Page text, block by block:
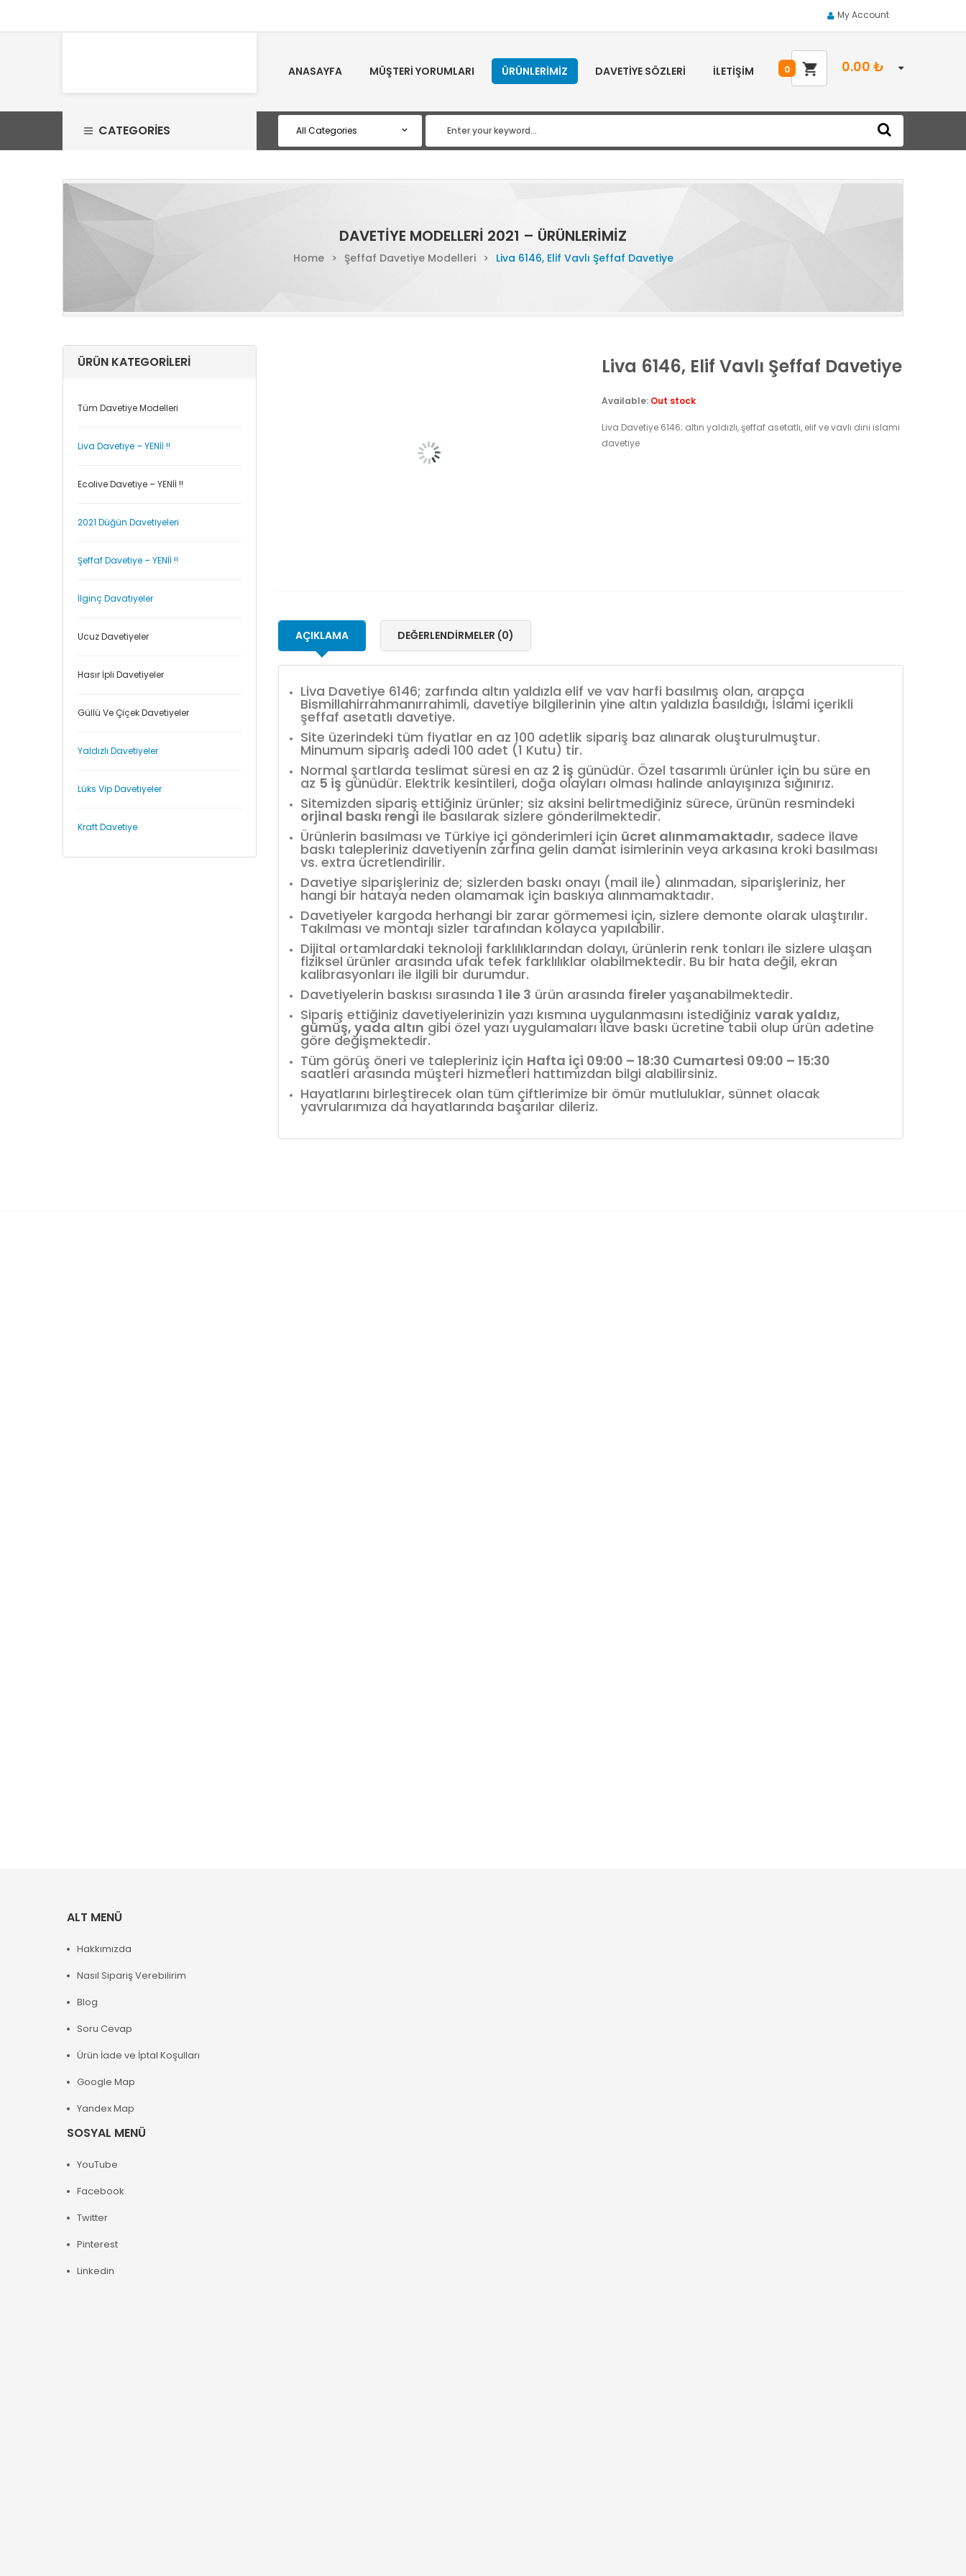
My Account
ANASAYFA MÜŞTERI YORUMLARI ÜRÜNLERIMIZ DAVETIYE SÖZLERI İLETIŞIM 0.00 ₺
0
CATEGORIES
DAVETIYE MODELLERI 2021 – ÜRÜNLERIMIZ
Home > Şeffaf Davetiye Modelleri > Liva 6146, Elif Vavlı Şeffaf Davetiye
ÜRÜN KATEGORILERI
Tüm Davetiye Modelleri
Liva Davetiye – YENİİ !!
Ecolive Davetiye – YENİİ !!
2021 Düğün Davetiyeleri
Şeffaf Davetiye – YENİİ !!
İlginç Davatiyeler
Ucuz Davetiyeler
Hasır İpli Davetiyeler
Güllü Ve Çiçek Davetiyeler
Yaldızlı Davetiyeler
Lüks Vip Davetiyeler
Kraft Davetiye
Liva 6146, Elif Vavlı Şeffaf Davetiye
Available: Out stock
Liva Davetiye 6146; altın yaldızlı, şeffaf asetatlı, elif ve vavlı dini islami
davetiye
AÇIKLAMA DEĞERLENDIRMELER (0)
Liva Davetiye 6146; zarfında altın yaldızla elif ve vav harfi basılmış olan, arapça
Bismillahirrahmanırrahimli, davetiye bilgilerinin yine altın yaldızla basıldığı, İslami içerikli
şeffaf asetatlı davetiye.
Site üzerindeki tüm fiyatlar en az 100 adetlik sipariş baz alınarak oluşturulmuştur.
Minumum sipariş adedi 100 adet (1 Kutu) tir.
Normal şartlarda teslimat süresi en az 2 iş günüdür. Özel tasarımlı ürünler için bu süre en
az 5 iş günüdür. Elektrik kesintileri, doğa olayları olması halinde anlayışınıza sığınırız.
Sitemizden sipariş ettiğiniz ürünler; siz aksini belirtmediğiniz sürece, ürünün resmindeki
orjinal baskı rengi ile basılarak sizlere gönderilmektedir.
Ürünlerin basılması ve Türkiye içi gönderimleri için ücret alınmamaktadır, sadece ilave
baskı talepleriniz davetiyenin zarfına gelin damat isimlerinin veya arkasına kroki basılması
vs. extra ücretlendirilir.
Davetiye siparişleriniz de; sizlerden baskı onayı (mail ile) alınmadan, siparişleriniz, her
hangi bir hataya neden olamamak için baskıya alınmamaktadır.
Davetiyeler kargoda herhangi bir zarar görmemesi için, sizlere demonte olarak ulaştırılır.
Takılması ve montajı sizler tarafından kolayca yapılabilir.
Dijital ortamlardaki teknoloji farklılıklarından dolayı, ürünlerin renk tonları ile sizlere ulaşan
fiziksel ürünler arasında ufak tefek farklılıklar olabilmektedir. Bu bir hata değil, ekran
kalibrasyonları ile ilgili bir durumdur.
Davetiyelerin baskısı sırasında 1 ile 3 ürün arasında fireleryaşanabilmektedir.
Sipariş ettiğiniz davetiyelerinizin yazı kısmına uygulanmasını istediğiniz varak yaldız,
gümüş, yada altın gibi özel yazı uygulamaları ilave baskı ücretine tabii olup ürün adetine
göre değişmektedir.
Tüm görüş öneri ve talepleriniz için Hafta içi 09:00 – 18:30 Cumartesi 09:00 – 15:30
saatleri arasında müşteri hizmetleri hattımızdan bilgi alabilirsiniz.
Hayatlarını birleştirecek olan tüm çiftlerimize bir ömür mutluluklar, sünnet olacak
yavrularımıza da hayatlarında başarılar dileriz.
ALT MENÜ
Hakkımızda
Nasıl Sipariş Verebilirim
Blog
Soru Cevap
Ürün İade ve İptal Koşulları
Google Map
Yandex Map
SOSYAL MENÜ
YouTube
Facebook
Twitter
Pinterest
Linkedin